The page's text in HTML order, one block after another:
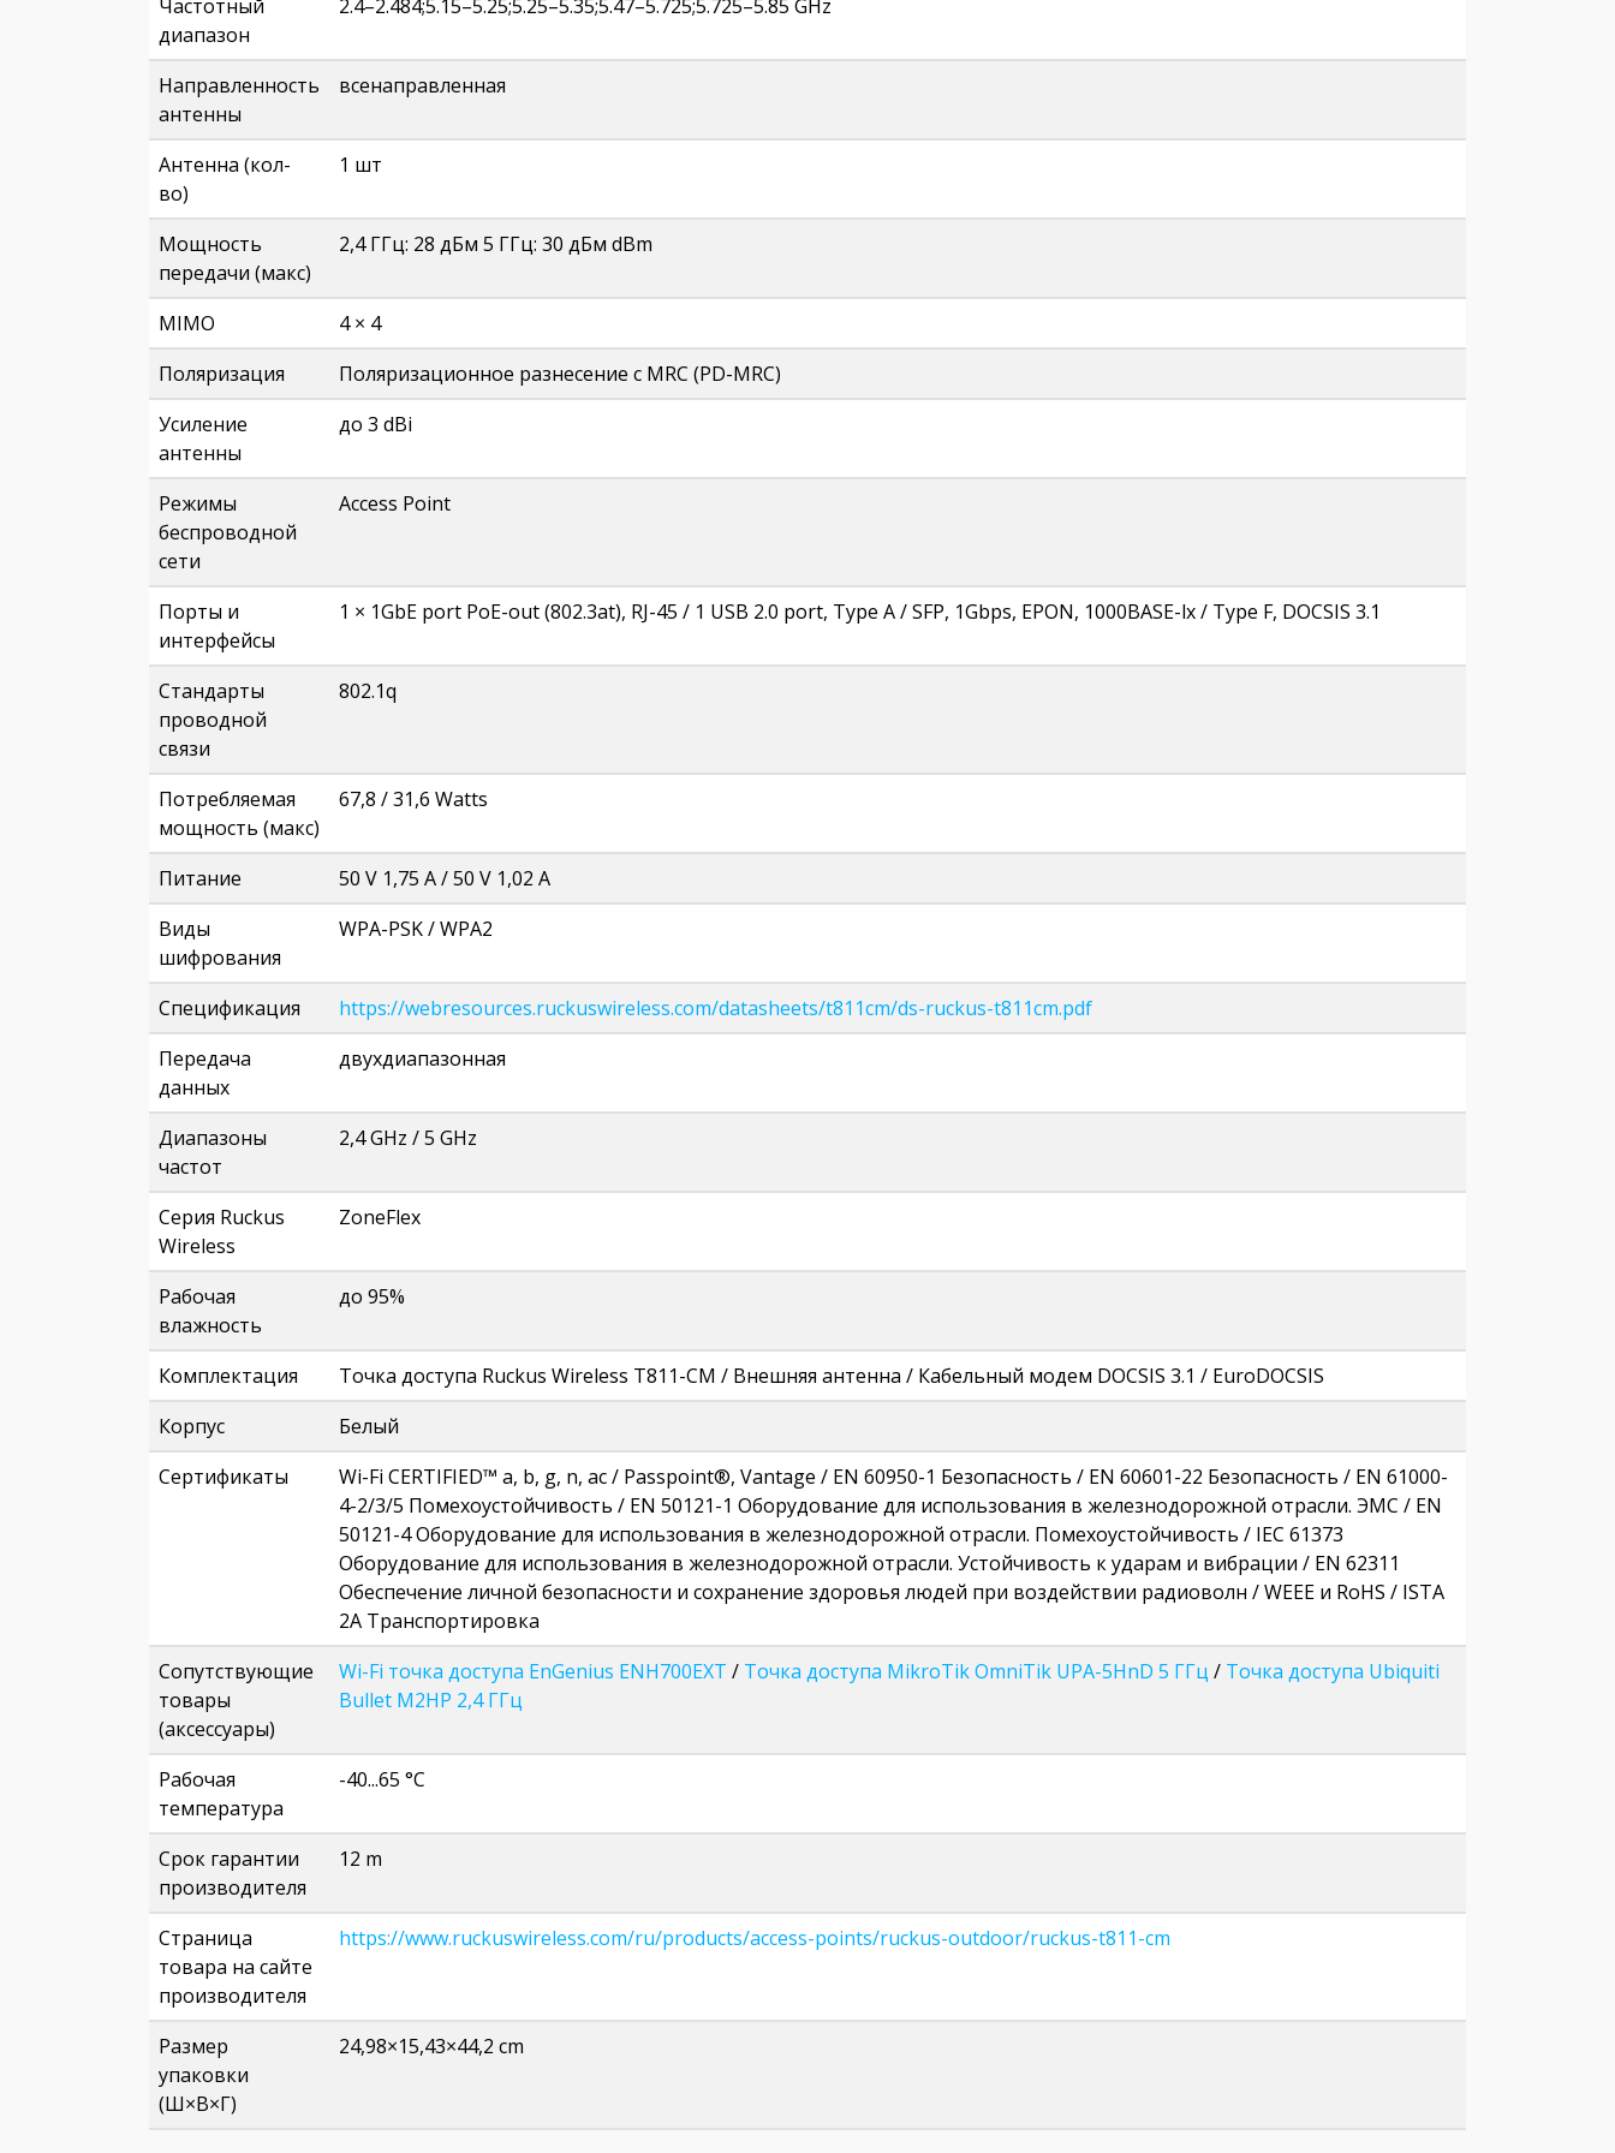
Частотный
диапазон
2.4–2.484;5.15–5.25;5.25–5.35;5.47–5.725;5.725–5.85 GHz
Направленность
антенны
всенаправленная
Антенна (кол-
во)
1 шт
Мощность
передачи (макс)
2,4 ГГц: 28 дБм 5 ГГц: 30 дБм dBm
MIMO
4 × 4
Поляризация
Поляризационное разнесение с MRC (PD-MRC)
Усиление
антенны
до 3 dBi
Режимы
беспроводной
сети
Access Point
Порты и
интерфейсы
1 × 1GbE port PoE-out (802.3at), RJ-45 / 1 USB 2.0 port, Type A / SFP, 1Gbps, EPON, 1000BASE-lx / Type F, DOCSIS 3.1
Стандарты
проводной
связи
802.1q
Потребляемая
мощность (макс)
67,8 / 31,6 Watts
Питание
50 V 1,75 А / 50 V 1,02 A
Виды
шифрования
WPA-PSK / WPA2
Спецификация
https://webresources.ruckuswireless.com/datasheets/t811cm/ds-ruckus-t811cm.pdf
Передача
данных
двухдиапазонная
Диапазоны
частот
2,4 GHz / 5 GHz
Серия Ruckus
Wireless
ZoneFlex
Рабочая
влажность
до 95%
Комплектация
Точка доступа Ruckus Wireless T811-CM / Внешняя антенна / Кабельный модем DOCSIS 3.1 / EuroDOCSIS
Корпус
Белый
Сертификаты
Wi-Fi CERTIFIED™ a, b, g, n, ac / Passpoint®, Vantage / EN 60950-1 Безопасность / EN 60601-22 Безопасность / EN 61000-
4-2/3/5 Помехоустойчивость / EN 50121-1 Оборудование для использования в железнодорожной отрасли. ЭМС / EN
50121-4 Оборудование для использования в железнодорожной отрасли. Помехоустойчивость / IEC 61373
Оборудование для использования в железнодорожной отрасли. Устойчивость к ударам и вибрации / EN 62311
Обеспечение личной безопасности и сохранение здоровья людей при воздействии радиоволн / WEEE и RoHS / ISTA
2A Транспортировка
Сопутствующие
товары
(аксессуары)
Wi-Fi точка доступа EnGenius ENH700EXT / Точка доступа MikroTik OmniTik UPA-5HnD 5 ГГц / Точка доступа Ubiquiti
Bullet M2HP 2,4 ГГц
Рабочая
температура
-40...65 °C
Срок гарантии
производителя
12 m
Страница
товара на сайте
производителя
https://www.ruckuswireless.com/ru/products/access-points/ruckus-outdoor/ruckus-t811-cm
Размер
упаковки
(Ш×В×Г)
24,98×15,43×44,2 cm